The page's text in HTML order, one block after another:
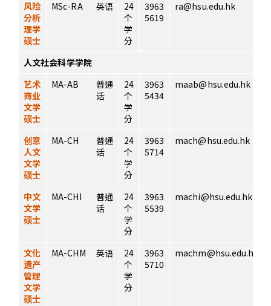
风险
分析
理学
硕士
MSc-RA 英语
24
个
学
分
3963
5619
ra@hsu.edu.hk
人文社会科学学院
艺术
商业
文学
硕士
MA-AB
普通
话
24
个
学
分
3963
5434
maab@hsu.edu.hk
创意
人文
文学
硕士
MA-CH
普通
话
24
个
学
分
3963
5714
mach@hsu.edu.hk
中文
文学
硕士
MA-CHI
普通
话
24
个
学
分
3963
5539
machi@hsu.edu.hk
文化
遗产
管理
文学
硕士
MA-CHM 英语
24
个
学
分
3963
5710
machm@hsu.edu.hk